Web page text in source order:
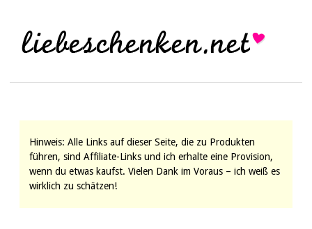
Hinweis: Alle Links auf dieser Seite, die zu Produkten
führen, sind Affiliate-Links und ich erhalte eine Provision,
wenn du etwas kaufst. Vielen Dank im Voraus – ich weiß es
wirklich zu schätzen!